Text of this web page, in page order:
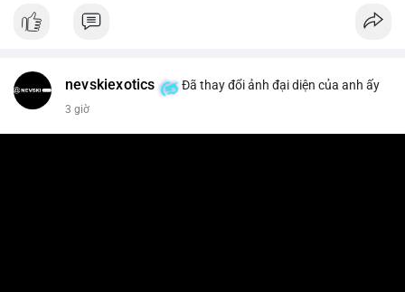
nevskiexotics Đã thay đổi ảnh đại diện của anh ấy
3 giờ